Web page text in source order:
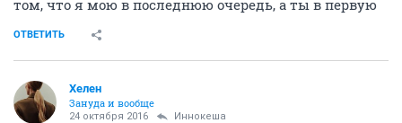
том, что я мою в последнюю очередь, а ты в первую
ОТВЕТИТЬ
Хелен
Зануда и вообще
24 октября 2016 Иннокеша